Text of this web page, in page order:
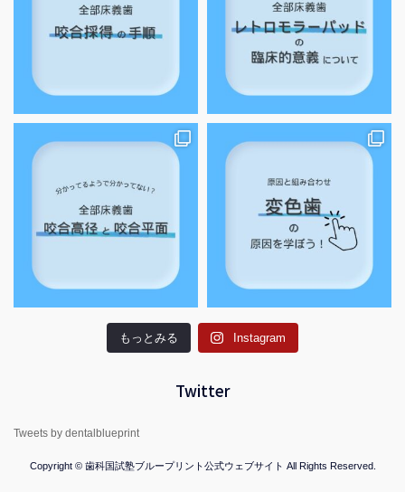
もっとみる Instagram
Twitter
Tweets by dentalblueprint
Copyright © 歯科国試塾ブループリント公式ウェブサイト All Rights Reserved.